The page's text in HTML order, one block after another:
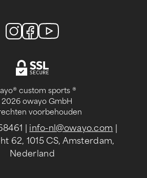
custom sports ®
owayo GmbH
voorbehouden
info-nl@owayo.com
62, 1015 CS, Amsterdam,
Nederland